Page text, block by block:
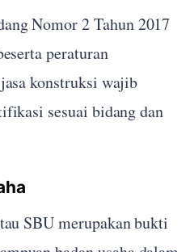
Nomor 2 Tahun 2017
peraturan
konstruksi wajib
sesuai bidang dan
SBU merupakan bukti